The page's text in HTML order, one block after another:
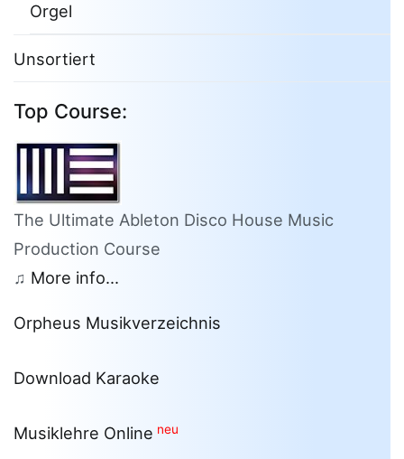
Orgel
Unsortiert
Top Course:
The Ultimate Ableton Disco House Music
Production Course
♫ More info...
Orpheus Musikverzeichnis
Download Karaoke
Musiklehre Online neu